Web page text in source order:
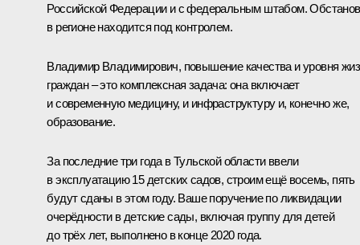
Российской Федерации и с федеральным штабом.
в регионе находится под контролем.
Владимир Владимирович, повышение качества и уровня
граждан – это комплексная задача: она включает
и современную медицину, и инфраструктуру и, конечно же,
образование.
За последние три года в Тульской области ввели
в эксплуатацию 15 детских садов, строим ещё восемь, пять
будут сданы в этом году. Ваше поручение по ликвидации
очерёдности в детские сады, включая группу для детей
до трёх лет, выполнено в конце 2020 года.